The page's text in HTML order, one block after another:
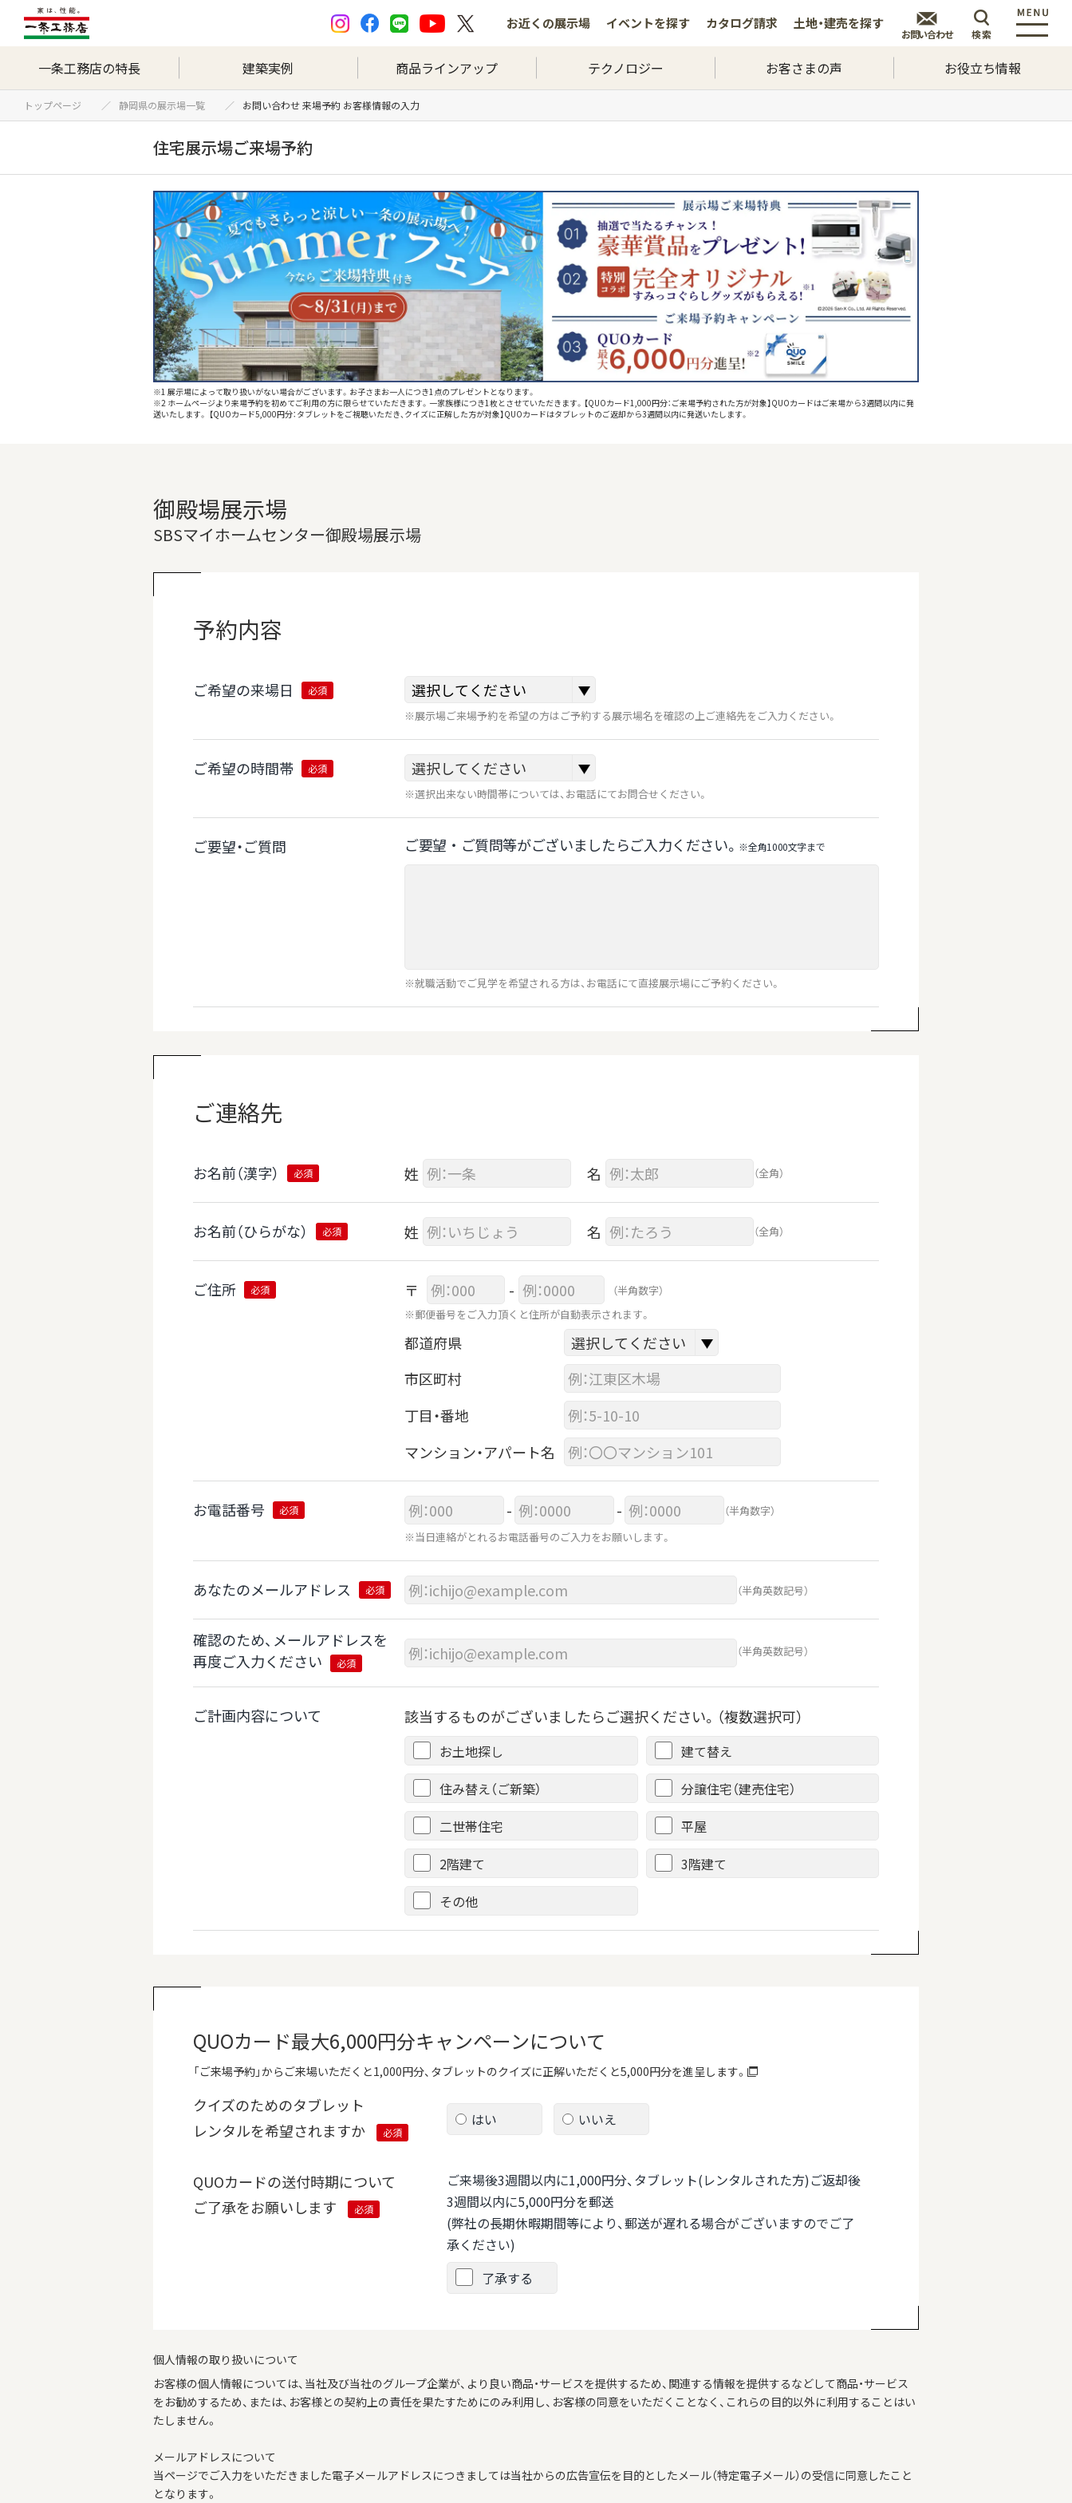
お近くの展示場 イベントを探す カタログ請求 土地・建売を探す
お問い合わせ 検索
一条工務店の特長 建築実例 商品ラインアップ テクノロジー お客さまの声 お役立ち情報
トップページ 静岡県の展示場一覧 お問い合わせ 来場予約 お客様情報の入力
住宅展示場ご来場予約
※1 展示場によって取り扱いがない場合がございます。お子さまお一人につき1点のプレゼントとなります。
※2 ホームページより来場予約を初めてご利⽤の⽅に限らせていただきます。一家族様につき1枚とさせていただきます。【QUOカード1,000円分：ご来場予約された方が対象】QUOカードはご来場から3週間以内に発
送いたします。 【QUOカード5,000円分：タブレットをご視聴いただき、クイズに正解した方が対象】QUOカードはタブレットのご返却から3週間以内に発送いたします。
御殿場展示場
SBSマイホームセンター御殿場展示場
予約内容
ご希望の来場日 必須
※展示場ご来場予約を希望の方はご予約する展示場名を確認の上ご連絡先をご入力ください。
ご希望の時間帯 必須
※選択出来ない時間帯については、お電話にてお問合せください。
ご要望・ご質問 ご要望‧ご質問等がございましたらご⼊⼒ください。 ※全⾓1000⽂字まで
※就職活動でご見学を希望される方は、お電話にて直接展示場にご予約ください。
ご連絡先
お名前（漢字） 必須 姓 名 （全角）
お名前（ひらがな） 必須 姓 名 （全角）
ご住所 必須 〒 -
（半角数字）
※郵便番号をご入力頂くと住所が自動表示されます。
都道府県
市区町村
丁目・番地
マンション・アパート名
お電話番号 必須 - -
（半角数字）
※当日連絡がとれるお電話番号のご入力をお願いします。
あなたのメールアドレス 必須 （半角英数記号）
確認のため、メールアドレスを
再度ご入力ください
必須
（半角英数記号）
ご計画内容について 該当するものがございましたらご選択ください。（複数選択可）
お土地探し
建て替え
住み替え（ご新築）
分譲住宅（建売住宅）
二世帯住宅
平屋
2階建て
3階建て
その他
QUOカード最大6,000円分キャンペーンについて
「ご来場予約」からご来場いただくと1,000円分、タブレットのクイズに正解いただくと5,000円分を進呈します。
クイズのためのタブレット
レンタルを希望されますか
必須
はい いいえ
QUOカードの送付時期について
ご了承をお願いします
必須
ご来場後3週間以内に1,000円分、タブレット(レンタルされた方)ご返却後
3週間以内に5,000円分を郵送
(弊社の長期休暇期間等により、郵送が遅れる場合がございますのでご了
承ください)
了承する
個人情報の取り扱いについて
お客様の個人情報については、当社及び当社のグループ企業が、より良い商品・サービスを提供するため、関連する情報を提供するなどして商品・サービス
をお勧めするため、または、お客様との契約上の責任を果たすためにのみ利用し、お客様の同意をいただくことなく、これらの目的以外に利用することはい
たしません。
メールアドレスについて
当ページでご入力をいただきました電子メールアドレスにつきましては当社からの広告宣伝を目的としたメール（特定電子メール）の受信に同意したこと
となります。